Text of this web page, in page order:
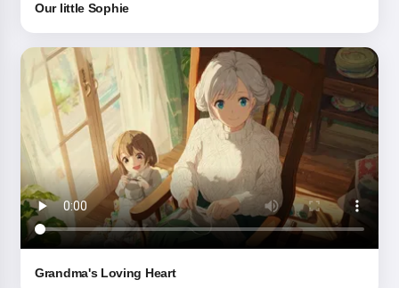
Our little Sophie
Grandma's Loving Heart